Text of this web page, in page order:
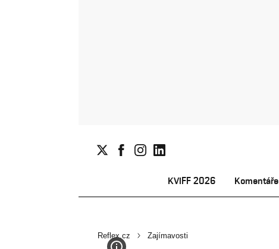
KVIFF 2026 Komentáře
Reflex.cz Zajímavosti